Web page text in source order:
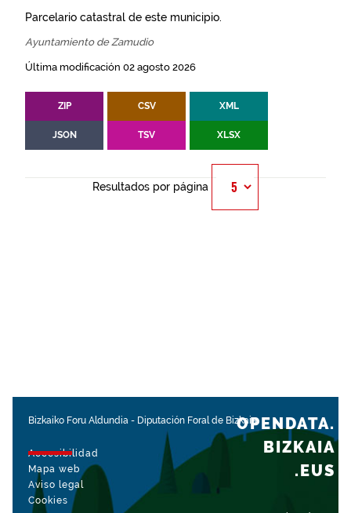
Parcelario catastral de este municipio.
Ayuntamiento de Zamudio
Última modificación 02 agosto 2026
ZIP CSV XML
JSON TSV XLSX
Resultados por página
Bizkaiko Foru Aldundia - Diputación Foral de Bizkaia
Accesibilidad
Mapa web
Aviso legal
Cookies
OPENDATA.
BIZKAIA
.EUS